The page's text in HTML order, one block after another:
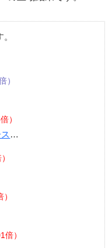
）
）
…
倍）